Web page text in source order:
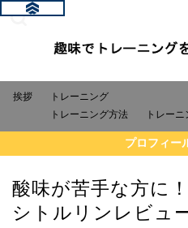
挨拶
トレーニング
トレーニング方法
トレーニ
プロフィー
酸味が苦手な方に
シトルリンレビュ